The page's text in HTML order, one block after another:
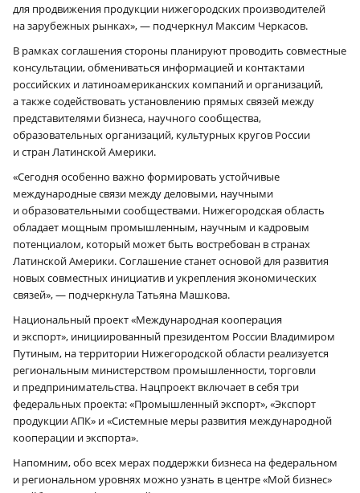
для продвижения продукции нижегородских производителей
на зарубежных рынках», — подчеркнул Максим Черкасов.
В рамках соглашения стороны планируют проводить совместные
консультации, обмениваться информацией и контактами
российских и латиноамериканских компаний и организаций,
а также содействовать установлению прямых связей между
представителями бизнеса, научного сообщества,
образовательных организаций, культурных кругов России
и стран Латинской Америки.
«Сегодня особенно важно формировать устойчивые
международные связи между деловыми, научными
и образовательными сообществами. Нижегородская область
обладает мощным промышленным, научным и кадровым
потенциалом, который может быть востребован в странах
Латинской Америки. Соглашение станет основой для развития
новых совместных инициатив и укрепления экономических
связей», — подчеркнула Татьяна Машкова.
Национальный проект «Международная кооперация
и экспорт», инициированный президентом России Владимиром
Путиным, на территории Нижегородской области реализуется
региональным министерством промышленности, торговли
и предпринимательства. Нацпроект включает в себя три
федеральных проекта: «Промышленный экспорт», «Экспорт
продукции АПК» и «Системные меры развития международной
кооперации и экспорта».
Напомним, обо всех мерах поддержки бизнеса на федеральном
и региональном уровнях можно узнать в центре «Мой бизнес»